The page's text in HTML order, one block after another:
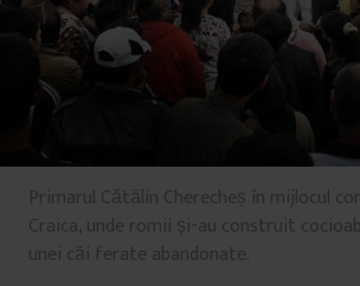
Primarul Cătălin Cherecheș în mijlocul
Craica, unde romii și-au construit
unei căi ferate abandonate.